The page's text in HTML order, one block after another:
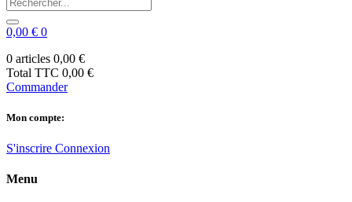
0,00 € 0
0 articles 0,00 €
Total TTC 0,00 €
Commander
Mon compte:
S'inscrire Connexion
Menu